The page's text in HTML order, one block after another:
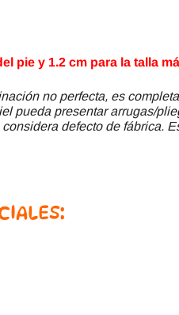
pie y 1.2 cm para la talla
no perfecta, es
pueda presentar arrugas/
defecto de fábrica.